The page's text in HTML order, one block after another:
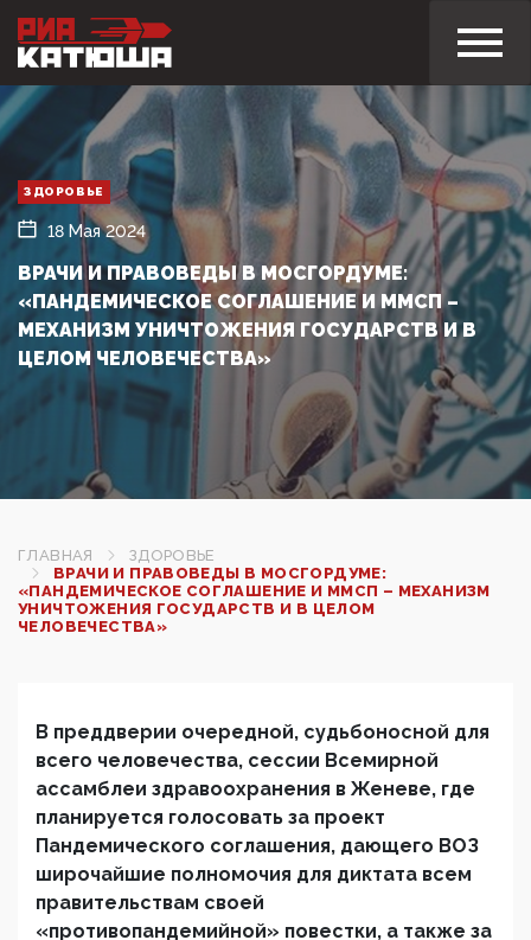
ЗДОРОВЬЕ
18 Мая 2024
ВРАЧИ И ПРАВОВЕДЫ В МОСГОРДУМЕ:
«ПАНДЕМИЧЕСКОЕ СОГЛАШЕНИЕ И ММСП –
МЕХАНИЗМ УНИЧТОЖЕНИЯ ГОСУДАРСТВ И В
ЦЕЛОМ ЧЕЛОВЕЧЕСТВА»
ГЛАВНАЯ
ЗДОРОВЬЕ
ВРАЧИ И ПРАВОВЕДЫ В МОСГОРДУМЕ:
«ПАНДЕМИЧЕСКОЕ СОГЛАШЕНИЕ И ММСП – МЕХАНИЗМ
УНИЧТОЖЕНИЯ ГОСУДАРСТВ И В ЦЕЛОМ
ЧЕЛОВЕЧЕСТВА»
В преддверии очередной, судьбоносной для
всего человечества, сессии Всемирной
ассамблеи здравоохранения в Женеве, где
планируется голосовать за проект
Пандемического соглашения, дающего ВОЗ
широчайшие полномочия для диктата всем
правительствам своей
«противопандемийной» повестки, а также за